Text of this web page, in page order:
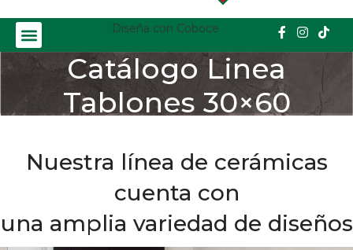
Diseña con Coboce
Catálogo Linea
Tablones 30×60
Nuestra línea de cerámicas
cuenta con
una amplia variedad de diseños